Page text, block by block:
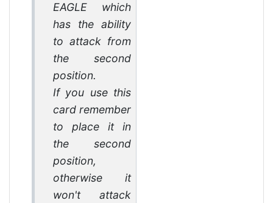
EAGLE which
has the ability
to attack from
the second
position.
If you use this
card remember
to place it in
the second
position,
otherwise it
won't attack